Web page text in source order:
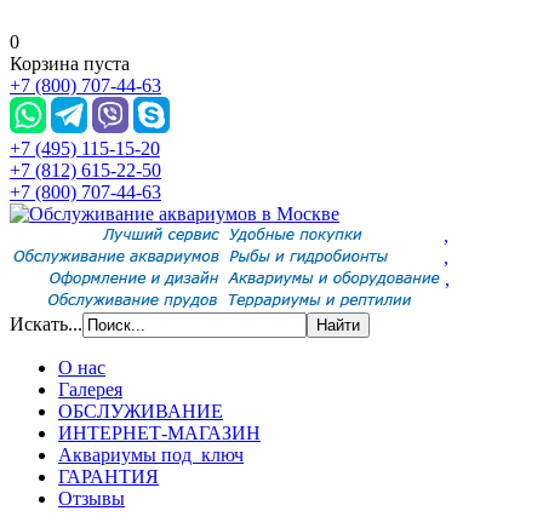
0
Корзина пуста
+7 (800) 707-44-63
+7 (495) 115-15-20
+7 (812) 615-22-50
+7 (800) 707-44-63
,
,
,
Искать...
О нас
Галерея
ОБСЛУЖИВАНИЕ
ИНТЕРНЕТ-МАГАЗИН
Аквариумы под ключ
ГАРАНТИЯ
Отзывы